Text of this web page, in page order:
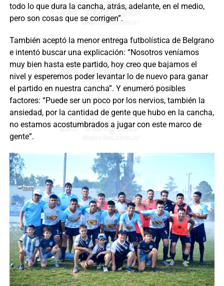
todo lo que dura la cancha, atrás, adelante, en el medio,
pero son cosas que se corrigen”.
También aceptó la menor entrega futbolística de Belgrano
e intentó buscar una explicación: “Nosotros veníamos
muy bien hasta este partido, hoy creo que bajamos el
nivel y esperemos poder levantar lo de nuevo para ganar
el partido en nuestra cancha”. Y enumeró posibles
factores: “Puede ser un poco por los nervios, también la
ansiedad, por la cantidad de gente que hubo en la cancha,
no estamos acostumbrados a jugar con este marco de
gente”.